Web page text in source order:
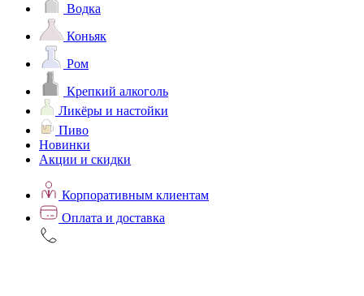
Водка
Коньяк
Ром
Крепкий алкоголь
Ликёры и настойки
Пиво
Новинки
Акции и скидки
Корпоративным клиентам
Оплата и доставка